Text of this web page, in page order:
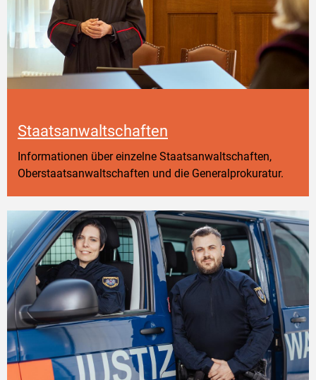
Staatsanwaltschaften
Informationen über einzelne Staatsanwaltschaften,
Oberstaatsanwaltschaften und die Generalprokuratur.